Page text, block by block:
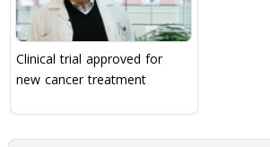
Clinical trial approved for
new cancer treatment